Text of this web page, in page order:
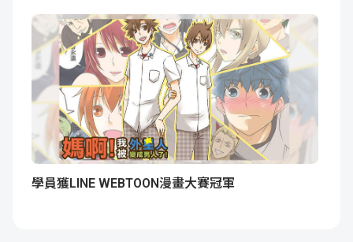
學員獲LINE WEBTOON漫畫大賽冠軍